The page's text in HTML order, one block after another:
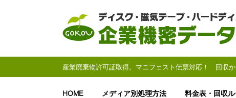
産業廃棄物許可証取得。マニフェスト伝票対応！ 回収
HOME メディア別処理方法 料金表・回収ル